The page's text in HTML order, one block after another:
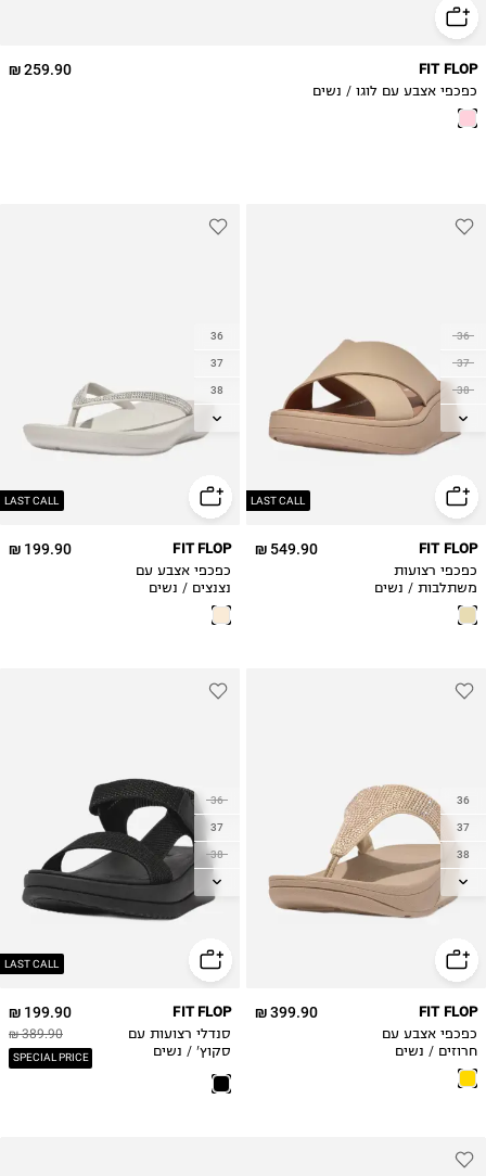
259.90 ₪ FIT FLOP
כפכפי אצבע עם לוגו / נשים
LAST CALL
36
37
38
39
42
549.90 ₪ FIT FLOP
כפכפי רצועות
משתלבות / נשים
LAST CALL
36
37
38
39
42
199.90 ₪ FIT FLOP
כפכפי אצבע עם
נצנצים / נשים
36
37
38
39
42
399.90 ₪ FIT FLOP
כפכפי אצבע עם
חרוזים / נשים
LAST CALL
36
37
38
39
42
199.90 ₪
389.90 ₪
SPECIAL PRICE
FIT FLOP
סנדלי רצועות עם
סקוץ' / נשים